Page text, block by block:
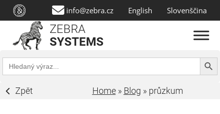
info@zebra.cz English Slovenščina
ZEBRA
SYSTEMS
Search
for:
Search
Zpět Home» Blog » průzkum